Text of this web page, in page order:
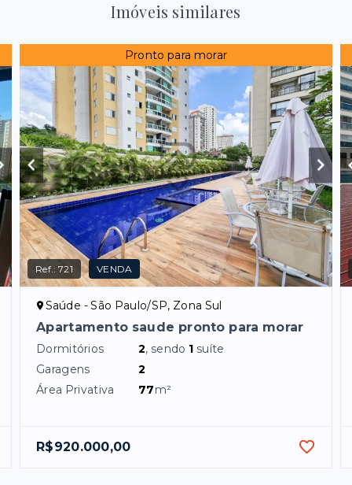
Imóveis similares
Pronto para morar
Ref.:721 VENDA
Saúde - São Paulo/SP, Zona Sul
Apartamento saude pronto para morar
Dormitórios 2, sendo 1 suíte
Garagens
2
Área Privativa
77m²
R$920.000,00